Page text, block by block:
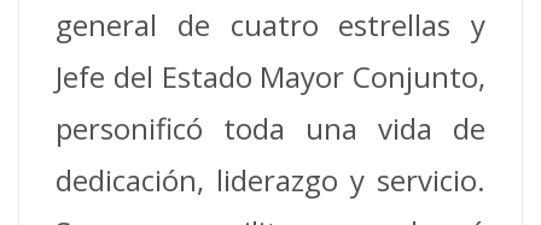
general de cuatro estrellas y
Jefe del Estado Mayor Conjunto,
personificó toda una vida de
dedicación, liderazgo y servicio.